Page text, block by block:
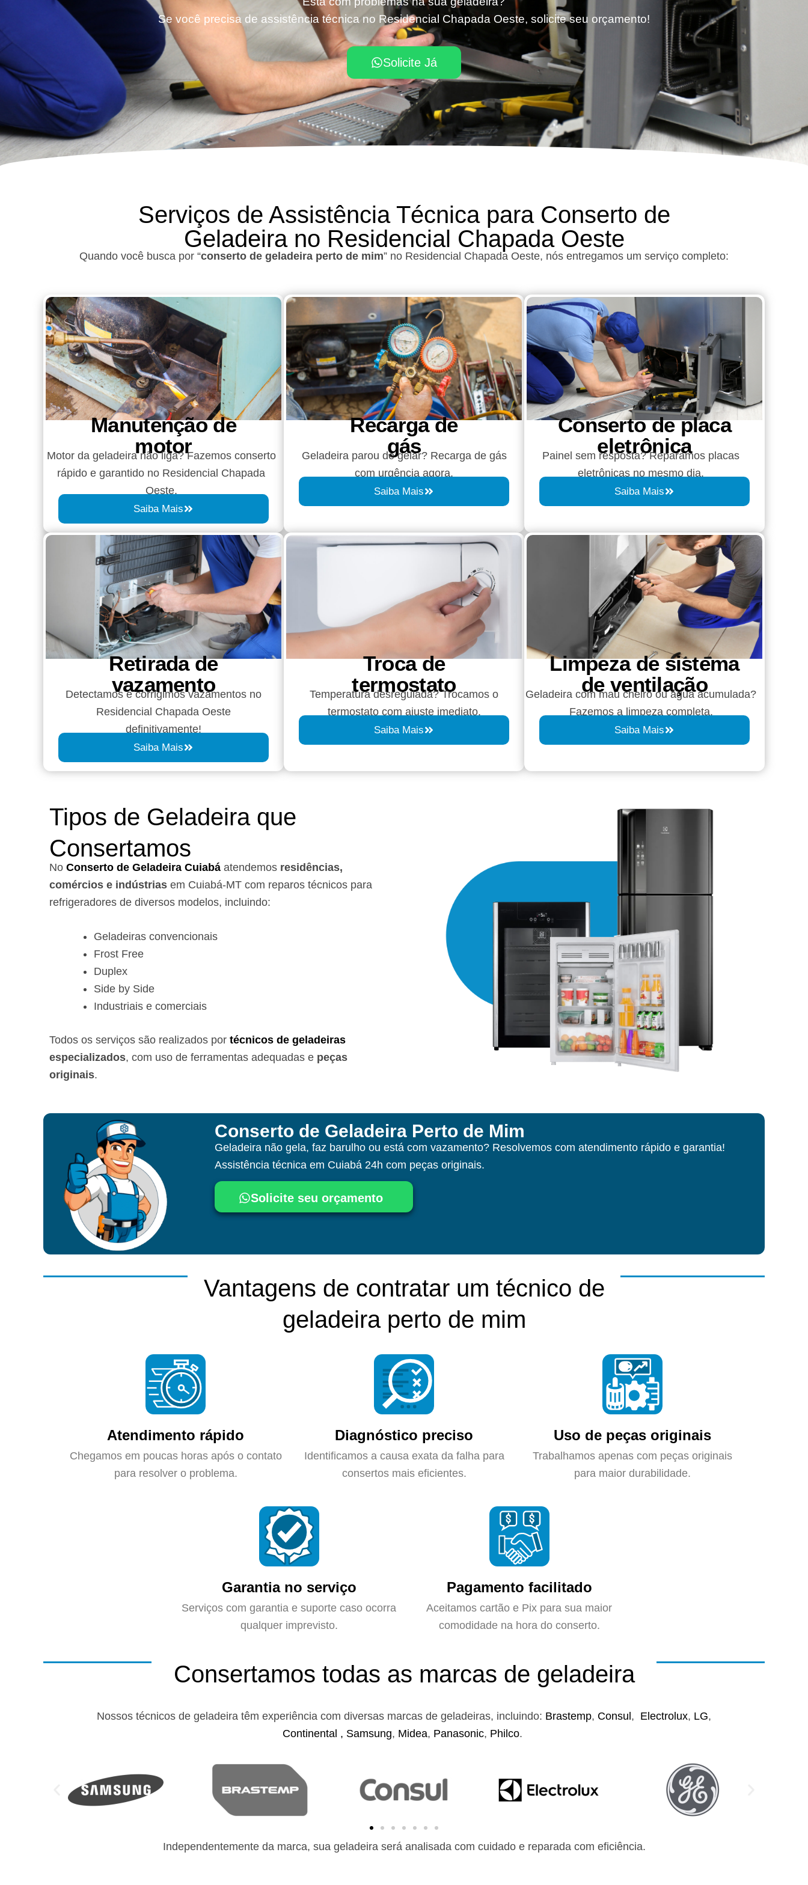
Se você precisa de assistência técnica no Residencial Chapada Oeste, solicite seu orçamento!
Solicite Já
Serviços de Assistência Técnica para Conserto de
Geladeira no Residencial Chapada Oeste
Quando você busca por “conserto de geladeira perto de mim” no Residencial Chapada Oeste, nós entregamos um serviço completo:
Manutenção de
motor
Motor da geladeira não liga? Fazemos conserto
rápido e garantido no Residencial Chapada
Oeste.
Saiba Mais
Recarga de
gás
Geladeira parou de gelar? Recarga de gás
com urgência agora.
Saiba Mais
Conserto de placa
eletrônica
Painel sem resposta? Reparamos placas
eletrônicas no mesmo dia.
Saiba Mais
Retirada de
vazamento​​
Detectamos e corrigimos vazamentos no
Residencial Chapada Oeste
definitivamente!
Saiba Mais
Troca de
termostato
Temperatura desregulada? Trocamos o
termostato com ajuste imediato.
Saiba Mais
Limpeza de sistema
de ventilação
Geladeira com mau cheiro ou água acumulada?
Fazemos a limpeza completa.
Saiba Mais
Tipos de Geladeira que
Consertamos
No Conserto de Geladeira Cuiabá atendemos residências,
comércios e indústrias em Cuiabá-MT com reparos técnicos para
refrigeradores de diversos modelos, incluindo:
Geladeiras convencionais
Frost Free
Duplex
Side by Side
Industriais e comerciais
Todos os serviços são realizados por técnicos de geladeiras
especializados, com uso de ferramentas adequadas e peças
originais.
Conserto de Geladeira Perto de Mim
Geladeira não gela, faz barulho ou está com vazamento? Resolvemos com atendimento rápido e garantia!
Assistência técnica em Cuiabá 24h com peças originais.
Solicite seu orçamento
Vantagens de contratar um técnico de
geladeira perto de mim
Atendimento rápido
Chegamos em poucas horas após o contato
para resolver o problema.
Diagnóstico preciso
Identificamos a causa exata da falha para
consertos mais eficientes.
Uso de peças originais
Trabalhamos apenas com peças originais
para maior durabilidade.
Garantia no serviço
Serviços com garantia e suporte caso ocorra
qualquer imprevisto.
Pagamento facilitado
Aceitamos cartão e Pix para sua maior
comodidade na hora do conserto.
Consertamos todas as marcas de geladeira
Nossos técnicos de geladeira têm experiência com diversas marcas de geladeiras, incluindo: Brastemp, Consul , Electrolux, LG,
Continental , Samsung, Midea, Panasonic, Philco.
Independentemente da marca, sua geladeira será analisada com cuidado e reparada com eficiência.